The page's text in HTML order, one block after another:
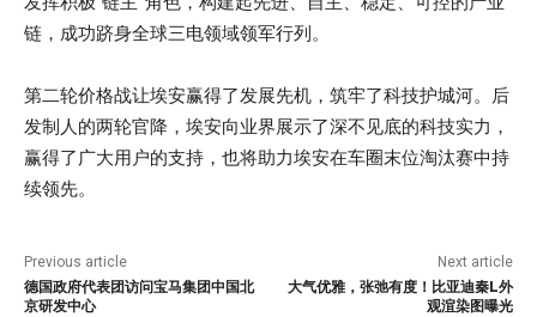
链，成功跻身全球三电领域领军行列。
第二轮价格战让埃安赢得了发展先机，筑牢了科技护城河。后
发制人的两轮官降，埃安向业界展示了深不见底的科技实力，
赢得了广大用户的支持，也将助力埃安在车圈末位淘汰赛中持
续领先。
Previous article
德国政府代表团访问宝马集团中国北
京研发中心
Next article
大气优雅，张弛有度！比亚迪秦L外
观渲染图曝光